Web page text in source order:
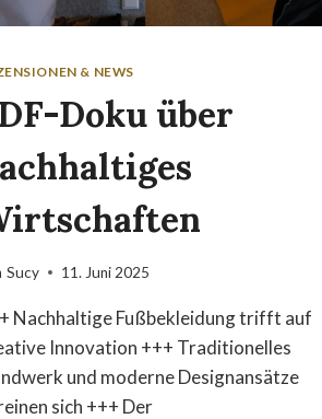
& NEWS
Doku über
Sucy 11. Juni 2025
Nachhaltige Fußbekleidung trifft auf
Innovation +++ Traditionelles
und moderne Designansätze
sich +++ Der